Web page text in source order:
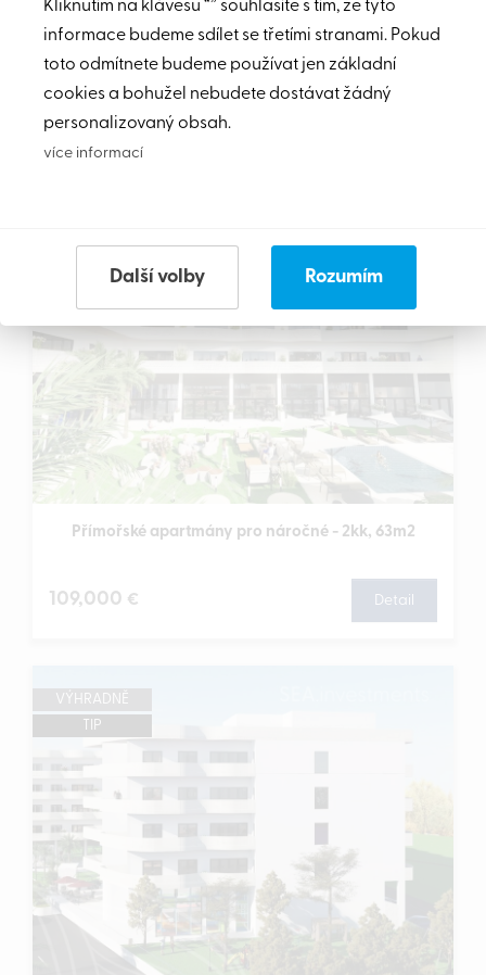
Apartmán s krásným výhledem na moře pro
náročné klienty - 3kk, 86m2
165,000€
TIP
Přímořské apartmány pro náročné - 2kk, 63m2
109,000 € Detail
VÝHRADNĚ
TIP
Kliknutím na klávesu “” souhlasíte s tím, že tyto
informace budeme sdílet se třetími stranami. Pokud
toto odmítnete budeme používat jen základní
cookies a bohužel nebudete dostávat žádný
personalizovaný obsah.
více informací
Další volby Rozumím